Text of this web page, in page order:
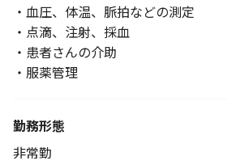
・血圧、体温、脈拍などの測定
・点滴、注射、採血
・患者さんの介助
・服薬管理
勤務形態
非常勤